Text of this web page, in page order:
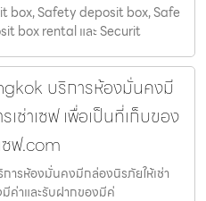
box, Safety deposit box, Safe
box rental และ Securit
บริการห้องมั่นคงมี
ช่าเซฟ เพื่อเป็นที่เก็บของ
ฟ.com
รห้องมั่นคงมีกล่องนิรภัยให้เช่า
มีค่าและรับฝากของมีค่